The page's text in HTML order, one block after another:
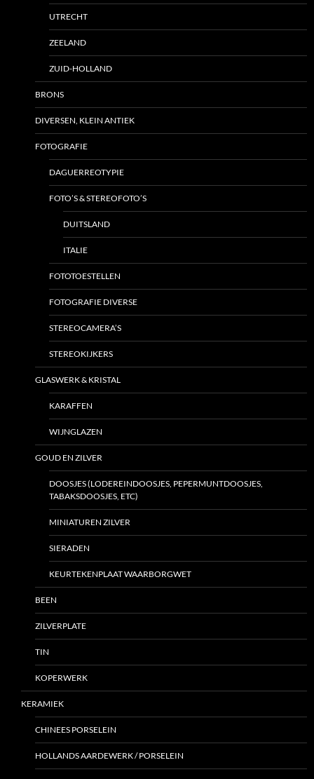
UTRECHT
ZEELAND
ZUID-HOLLAND
BRONS
DIVERSEN, KLEIN ANTIEK
FOTOGRAFIE
DAGUERREOTYPIE
FOTO’S & STEREOFOTO’S
DUITSLAND
ITALIE
FOTOTOESTELLEN
FOTOGRAFIE DIVERSE
STEREOCAMERA’S
STEREOKIJKERS
GLASWERK & KRISTAL
KARAFFEN
WIJNGLAZEN
GOUD EN ZILVER
DOOSJES (LODEREINDOOSJES, PEPERMUNTDOOSJES,
TABAKSDOOSJES, ETC)
MINIATUREN ZILVER
SIERADEN
KEURTEKENPLAAT WAARBORGWET
BEEN
ZILVERPLATE
TIN
KOPERWERK
KERAMIEK
CHINEES PORSELEIN
HOLLANDS AARDEWERK / PORSELEIN